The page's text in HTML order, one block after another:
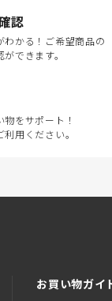
認
わかる！ご希望商品の
できます。
をサポート！
用ください。
お買い物ガイ